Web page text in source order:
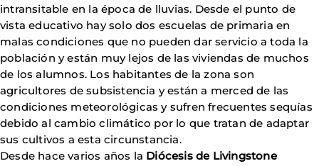
intransitable en la época de lluvias. Desde el punto de
vista educativo hay solo dos escuelas de primaria en
malas condiciones que no pueden dar servicio a toda la
población y están muy lejos de las viviendas de muchos
de los alumnos. Los habitantes de la zona son
agricultores de subsistencia y están a merced de las
condiciones meteorológicas y sufren frecuentes sequías
debido al cambio climático por lo que tratan de adaptar
sus cultivos a esta circunstancia.
Desde hace varios años la Diócesis de Livingstone